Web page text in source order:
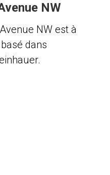
NW
NW est à
dans